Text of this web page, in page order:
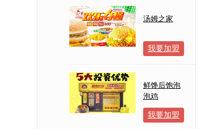
汤姆之家
我要加盟
鲜馋后饱泡
泡鸡
我要加盟